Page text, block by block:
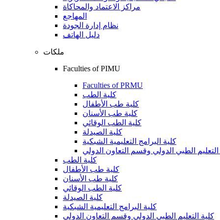
مراكز الاعتماد والمحاكاة
المهاجع
نظام إدارة الجودة
دليل الهاتف
ملكات
Faculties of PIMU
Faculties of PRMU
كلية الطب
كلية طب الأطفال
كلية طب الأسنان
كلية الطب الوقائي
كلية الصيدلة
كلية البرامج التعليمية الشبكية
التعليم الطبي الدولي وقسم التعاون الدولي
كلية الطب
كلية طب الأطفال
كلية طب الأسنان
كلية الطب الوقائي
كلية الصيدلة
كلية البرامج التعليمية الشبكية
كلية التعليم الطبي الدولي وقسم التعاون الدولي